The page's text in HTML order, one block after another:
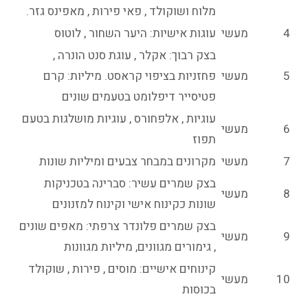
מלוח ושוקולד , פאי פירות , מאפינס גזר.
4
מעשי עוגות אישיות: היער השחור , לוטוס
5 מעשי
בצק רבוך: אקלר , עוגת סנט הונרה ,
פחזניות בציפוי קראסט. מיליות: קרם
פטיסייר דיפלומט בטעמים שונים
6
מעשי
עוגיות , אלפחורס , עוגיות מושלגות בטעם
תפוז
7
מעשי מקרונים במבחר צבעים ומיליות שונות
8
מעשי
בצק שמרים עשיר: סברינה בטכניקות
שונות כקינוח אישי וקינוח למזנונים
9
מעשי
בצק שמרים פלונדר צרפתי: מאפים שונים
, גימורים מגוונים, מיליות מגוונות
10
מעשי
קינוחים אישיים: מוסים , פירות , שוקולד
בכוסות